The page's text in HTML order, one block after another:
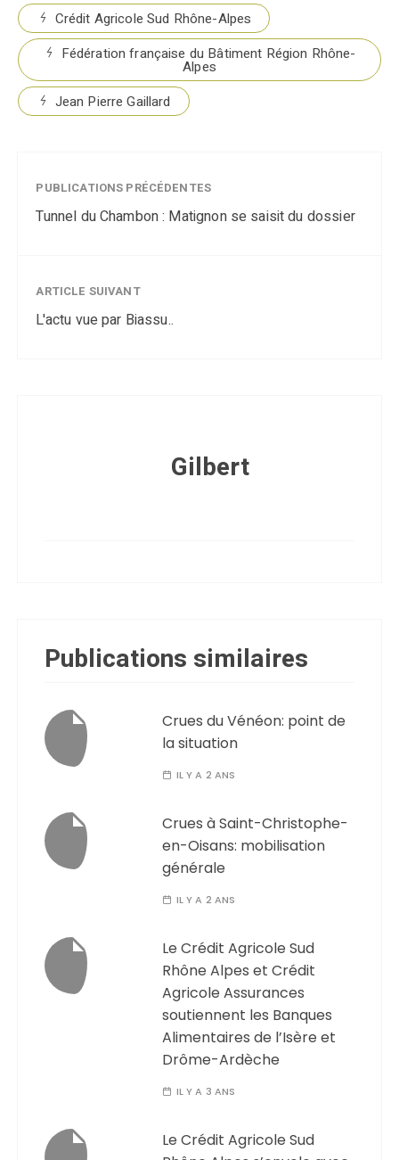
Crédit Agricole Sud Rhône-Alpes
Fédération française du Bâtiment Région Rhône-
Alpes
Jean Pierre Gaillard
PUBLICATIONS PRÉCÉDENTES
Tunnel du Chambon : Matignon se saisit du dossier
ARTICLE SUIVANT
L'actu vue par Biassu..
Gilbert
Publications similaires
Crues du Vénéon: point de
la situation
IL Y A 2 ANS
Crues à Saint-Christophe-
en-Oisans: mobilisation
générale
IL Y A 2 ANS
Le Crédit Agricole Sud
Rhône Alpes et Crédit
Agricole Assurances
soutiennent les Banques
Alimentaires de l’Isère et
Drôme-Ardèche
IL Y A 3 ANS
Le Crédit Agricole Sud